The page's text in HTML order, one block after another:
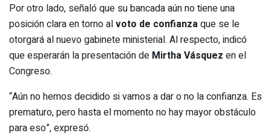
Por otro lado, señaló que su bancada aún no tiene una
posición clara en torno alvoto de confianzaque se le
otorgará al nuevo gabinete ministerial. Al respecto, indicó
que esperarán la presentación de Mirtha Vásquez en el
Congreso.
“Aún no hemos decidido si vamos a dar o no la confianza. Es
prematuro, pero hasta el momento no hay mayor obstáculo
para eso”, expresó.